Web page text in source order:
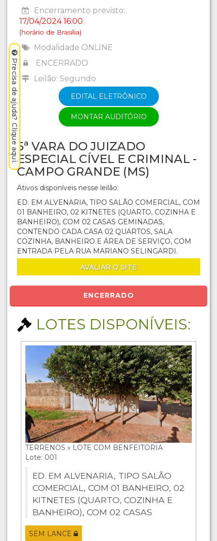
Encerramento previsto:
17/04/2024 16:00
(horário de Brasília)
Modalidade ONLINE
ENCERRADO
Leilão: Segundo
EDITAL ELETRÔNICO
MONTAR AUDITÓRIO
5ª VARA DO JUIZADO
ESPECIAL CÍVEL E CRIMINAL -
CAMPO GRANDE (MS)
Ativos disponíveis nesse leilão:
ED. EM ALVENARIA, TIPO SALÃO COMERCIAL, COM
01 BANHEIRO, 02 KITNETES (QUARTO, COZINHA E
BANHEIRO), COM 02 CASAS GEMINADAS,
CONTENDO CADA CASA 02 QUARTOS, SALA
COZINHA, BANHEIRO E ÁREA DE SERVIÇO, COM
ENTRADA PELA RUA MARIANO SELINGARDI.
AVALIAR O SITE
ENCERRADO
LOTES DISPONÍVEIS:
TERRENOS » LOTE COM BENFEITORIA
Lote: 001
ED. EM ALVENARIA, TIPO SALÃO
COMERCIAL, COM 01 BANHEIRO, 02
KITNETES (QUARTO, COZINHA E
BANHEIRO), COM 02 CASAS
GEMINADAS, CONTENDO CADA
CASA 02 QUARTOS, SALA COZINHA,
SEM LANCE
Precisa de ajuda? Clique aqui.